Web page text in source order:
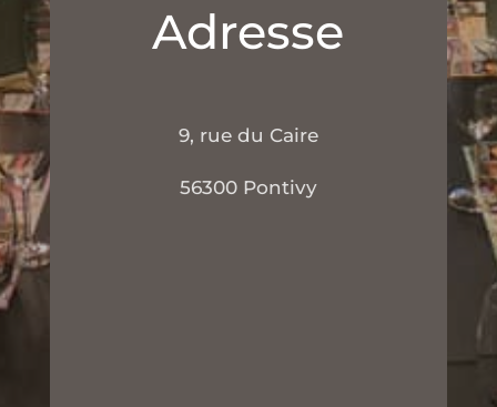
Adresse
9, rue du Caire
56300 Pontivy